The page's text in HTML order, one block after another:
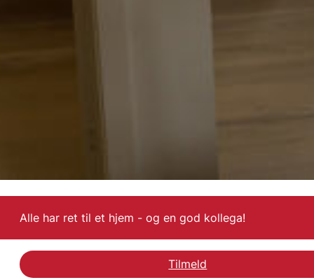
Alle har ret til et hjem - og en god kollega!
Tilmeld